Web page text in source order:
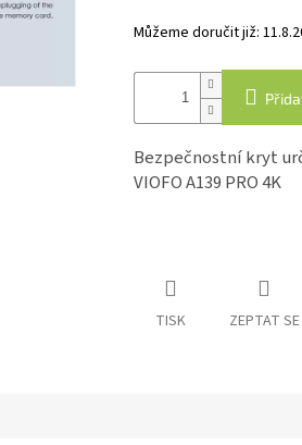
Můžeme doručit již:
Bezpečnostní kryt
VIOFO A139 PRO 4K
TISK ZEPTAT SE